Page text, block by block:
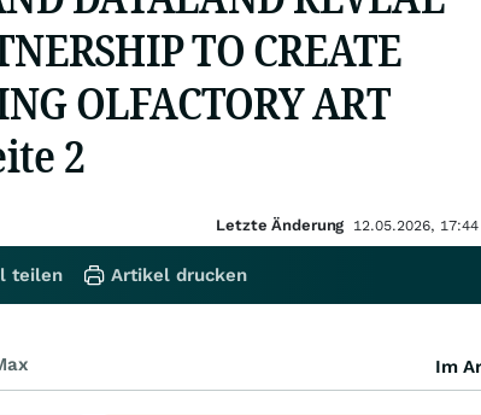
TO CREATE
OLFACTORY ART
2
Letzte Änderung 12.05.2026, 17:44
teilen Artikel drucken
Im